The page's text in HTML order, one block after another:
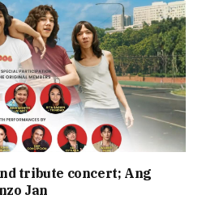
tribute concert; Ang
Jan